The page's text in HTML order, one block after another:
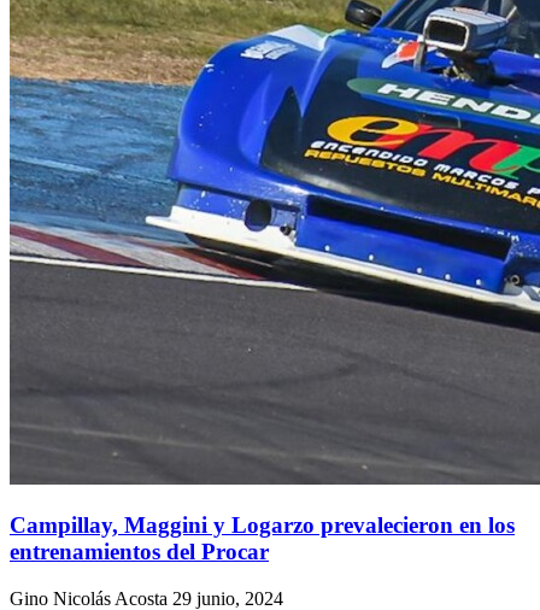
Campillay, Maggini y Logarzo prevalecieron en los
entrenamientos del Procar
Gino Nicolás Acosta 29 junio, 2024